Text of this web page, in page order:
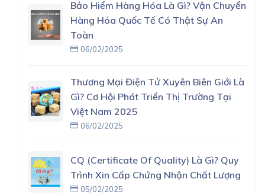
Bảo Hiểm Hàng Hóa Là Gì? Vận Chuyển
Hàng Hóa Quốc Tế Có Thật Sự An
Toàn
06/02/2025
Thương Mại Điện Tử Xuyên Biên Giới Là
Gì? Cơ Hội Phát Triển Thị Trường Tại
Việt Nam 2025
06/02/2025
CQ (Certificate Of Quality) Là Gì? Quy
Trình Xin Cấp Chứng Nhận Chất Lượng
05/02/2025